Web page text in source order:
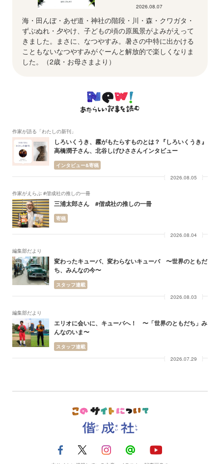
2026.08.07
海・田んぼ・あぜ道・神社の階段・川・森・クワガタ・
ずぶぬれ・夕やけ、子どもの頃の原風景がよみがえって
きました。まさに、なつやすみ。暑さの中特に出かける
こともないなつやすみがぐーんと解放的で楽しくなりま
した。（2歳・お母さまより）
作家が語る「わたしの新刊」
しろいくうき、霧がもたらすものとは？『しろいくうき』
高橋潤子さん、北谷しげひささんインタビュー
インタビュー&寄稿
2026.08.05
作家がえらぶ #偕成社の推しの一冊
三浦太郎さん #偕成社の推しの一冊
寄稿
2026.08.04
編集部だより
変わったキューバ、変わらないキューバ 〜世界のともだ
ち、みんなの今〜
スタッフ連載
2026.08.03
編集部だより
エリオに会いに、キューバへ！ 〜「世界のともだち」み
んなのいま〜
スタッフ連載
2026.07.29